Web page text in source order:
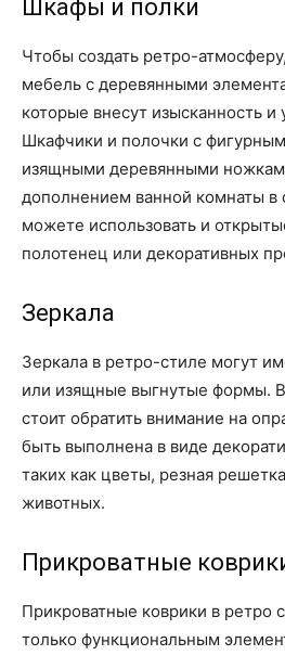
Шкафы и полки
Чтобы создать ретро-
мебель с деревянными
которые внесут изысканность и
Шкафчики и полочки с
изящными деревянными
дополнением ванной комнаты в
можете использовать и
полотенец или декоративных
Зеркала
Зеркала в ретро-стиле могут
или изящные выгнутые формы.
стоит обратить внимание на
быть выполнена в виде
таких как цветы, резная
животных.
Прикроватные
Прикроватные коврики в ретро
только функциональным